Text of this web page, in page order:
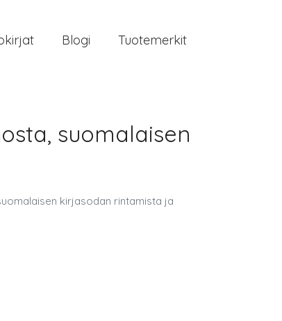
Blogi Tuotemerkit
suomalaisen
kirjasodan rintamista ja